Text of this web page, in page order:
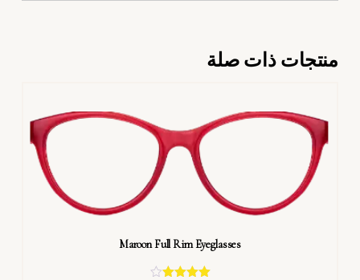
منتجات ذات صلة
Maroon Full Rim Eyeglasses